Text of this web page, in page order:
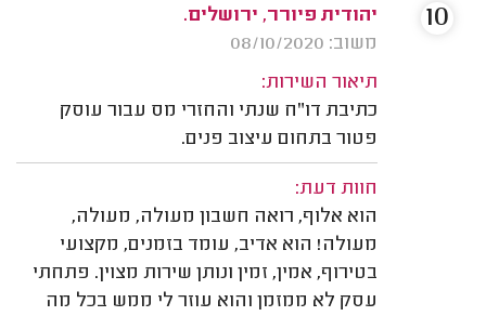
יהודית פיורר, ירושלים.
משוב: 08/10/2020
תיאור השירות:
כתיבת דו"ח שנתי והחזרי מס עבור עוסק
פטור בתחום עיצוב פנים.
חוות דעת:
הוא אלוף, רואה חשבון מעולה, מעולה,
מעולה! הוא אדיב, עומד בזמנים, מקצועי
בטירוף, אמין, זמין ונותן שירות מצוין. פתחתי
עסק לא ממזמן והוא עוזר לי ממש בכל מה
10